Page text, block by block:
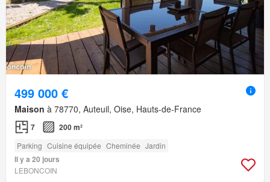
499 000 €
Maison à 78770, Auteuil, Oise, Hauts-de-France
7 200 m²
Parking Cuisine équipée Cheminée Jardin
Il y a 20 jours
LEBONCOIN